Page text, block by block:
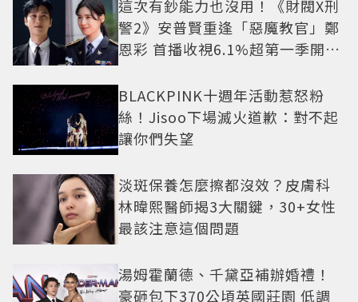
這次有鈔能力也沒用！《財閥X刑
警2》安普賢重逢「惡魔教官」鄭
恩彩 首播收視6.1%超第一季開紅
BLACKPINK十週年活動惹怒粉
絲！Jisoo下場滅火道歉：對不起
讓你們失望
淡斑保養怎麼擦都沒效？皮膚科
林暐熙醫師揭3大關鍵，30+女性
最該注意這個問題
湯姆霍蘭德、千黛亞補辦婚禮！
豪砸包下370公頃英國莊園 低調